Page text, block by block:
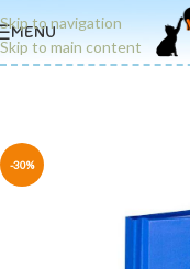
Skip to navigation
Skip to main content
MENU
-30%